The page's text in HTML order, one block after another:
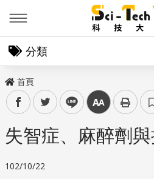
分類
首頁
facebooktwitter line 中
失智症、麻醉劑
102/10/22